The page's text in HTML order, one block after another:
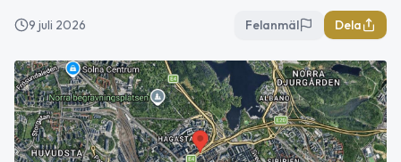
9 juli 2026 Felanmäl Dela